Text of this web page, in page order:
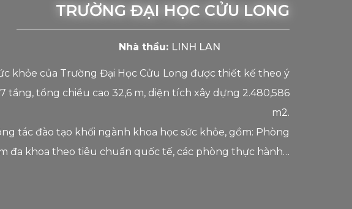
TRƯỜNG ĐẠI HỌC CỬU LONG
Nhà thầu: LINH LAN
khỏe của Trường Đại Học Cửu Long được thiết kế theo ý
tầng, tổng chiều cao 32,6 m, diện tích xây dựng 2.480,586
m2.
tác đào tạo khối ngành khoa học sức khỏe, gồm: Phòng
đa khoa theo tiêu chuẩn quốc tế, các phòng thực hành…